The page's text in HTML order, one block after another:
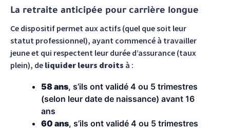
La retraite anticipée pour carrière longue
Ce dispositif permet aux actifs (quel que soit leur
statut professionnel), ayant commencé à travailler
jeune et qui respectent leur durée d’assurance (taux
plein), de liquider leurs droits à :
58 ans, s’ils ont validé 4 ou 5 trimestres
(selon leur date de naissance) avant 16
ans
60 ans, s’ils ont validé 4 ou 5 trimestres